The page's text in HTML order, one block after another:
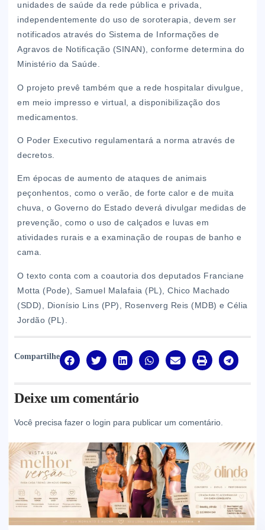
unidades de saúde da rede pública e privada,
independentemente do uso de soroterapia, devem ser
notificados através do Sistema de Informações de
Agravos de Notificação (SINAN), conforme determina do
Ministério da Saúde.
O projeto prevê também que a rede hospitalar divulgue,
em meio impresso e virtual, a disponibilização dos
medicamentos.
O Poder Executivo regulamentará a norma através de
decretos.
Em épocas de aumento de ataques de animais
peçonhentos, como o verão, de forte calor e de muita
chuva, o Governo do Estado deverá divulgar medidas de
prevenção, como o uso de calçados e luvas em
atividades rurais e a examinação de roupas de banho e
cama.
O texto conta com a coautoria dos deputados Franciane
Motta (Pode), Samuel Malafaia (PL), Chico Machado
(SDD), Dionísio Lins (PP), Rosenverg Reis (MDB) e Célia
Jordão (PL).
Compartilhe
Deixe um comentário
Você precisa fazer o login para publicar um comentário.